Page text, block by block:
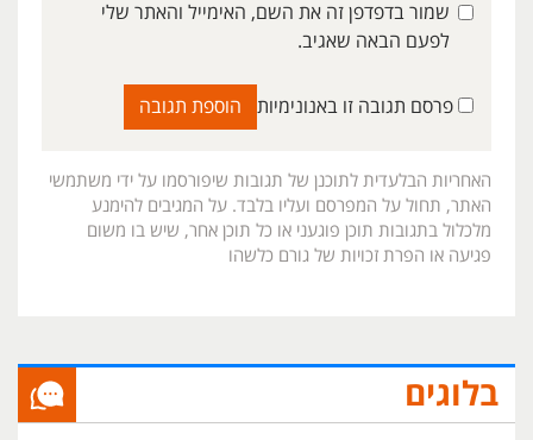
שמור בדפדפן זה את השם, האימייל והאתר שלי
לפעם הבאה שאגיב.
פרסם תגובה זו באנונימיות
האחריות הבלעדית לתוכנן של תגובות שיפורסמו על ידי משתמשי
האתר, תחול על המפרסם ועליו בלבד. על המגיבים להימנע
מלכלול בתגובות תוכן פוגעני או כל תוכן אחר, שיש בו משום
פגיעה או הפרת זכויות של גורם כלשהו
בלוגים